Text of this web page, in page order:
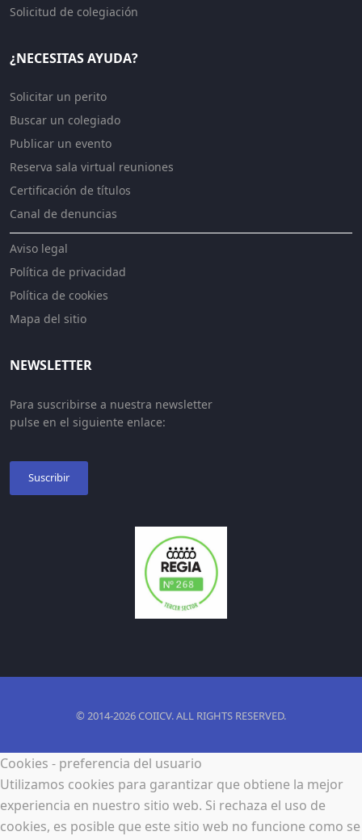
Solicitud de colegiación
¿NECESITAS AYUDA?
Solicitar un perito
Buscar un colegiado
Publicar un evento
Reserva sala virtual reuniones
Certificación de títulos
Canal de denuncias
Aviso legal
Política de privacidad
Política de cookies
Mapa del sitio
NEWSLETTER
Para suscribirse a nuestra newsletter
pulse en el siguiente enlace:
Suscribir
© 2014-2026 COIICV. ALL RIGHTS RESERVED.
Cookies - preferencia del usuario
Utilizamos cookies para garantizar que obtiene la mejor
experiencia en nuestro sitio web. Si rechaza el uso de
cookies, es posible que este sitio web no funcione como se